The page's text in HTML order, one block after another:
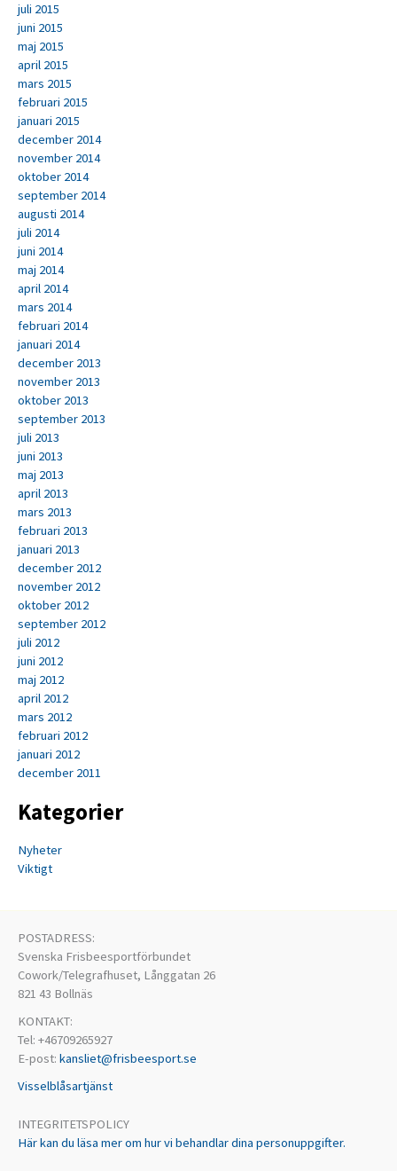
juli 2015
juni 2015
maj 2015
april 2015
mars 2015
februari 2015
januari 2015
december 2014
november 2014
oktober 2014
september 2014
augusti 2014
juli 2014
juni 2014
maj 2014
april 2014
mars 2014
februari 2014
januari 2014
december 2013
november 2013
oktober 2013
september 2013
juli 2013
juni 2013
maj 2013
april 2013
mars 2013
februari 2013
januari 2013
december 2012
november 2012
oktober 2012
september 2012
juli 2012
juni 2012
maj 2012
april 2012
mars 2012
februari 2012
januari 2012
december 2011
Kategorier
Nyheter
Viktigt
POSTADRESS:
Svenska Frisbeesportförbundet
Cowork/Telegrafhuset, Långgatan 26
821 43 Bollnäs
KONTAKT:
Tel: +46709265927
E-post: kansliet@frisbeesport.se
Visselblåsartjänst
INTEGRITETSPOLICY
Här kan du läsa mer om hur vi behandlar dina personuppgifter.